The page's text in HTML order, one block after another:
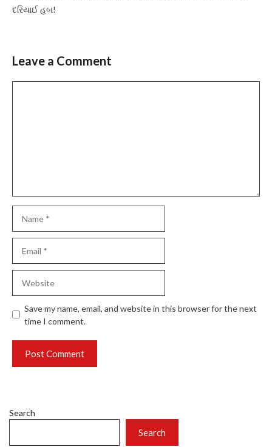
દરિયાઈ હબ!
Leave a Comment
Save my name, email, and website in this browser for the next
time I comment.
Search
Search